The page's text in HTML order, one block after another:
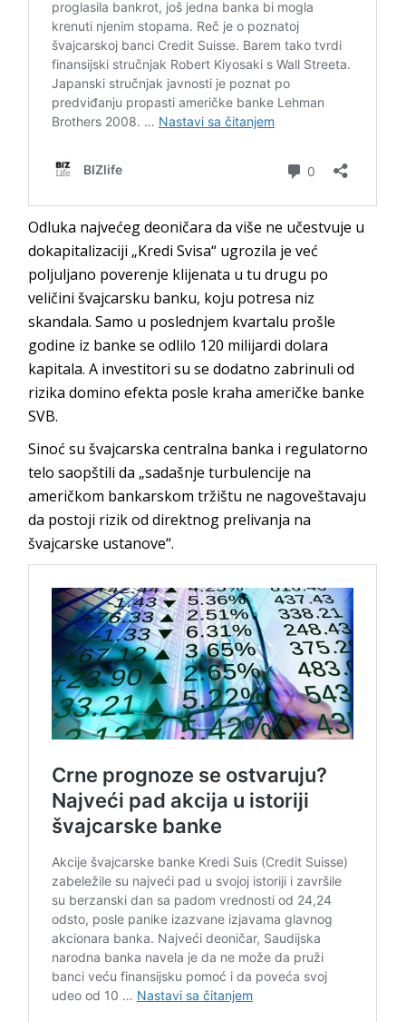
Odluka najvećeg deoničara da više ne učestvuje u
dokapitalizaciji „Kredi Svisa“ ugrozila je već
poljuljano poverenje klijenata u tu drugu po
veličini švajcarsku banku, koju potresa niz
skandala. Samo u poslednjem kvartalu prošle
godine iz banke se odlilo 120 milijardi dolara
kapitala. A investitori su se dodatno zabrinuli od
rizika domino efekta posle kraha američke banke
SVB.
Sinoć su švajcarska centralna banka i regulatorno
telo saopštili da „sadašnje turbulencije na
američkom bankarskom tržištu ne nagoveštavaju
da postoji rizik od direktnog prelivanja na
švajcarske ustanove“.